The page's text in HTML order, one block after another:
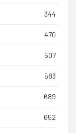
344
470
507
583
689
652